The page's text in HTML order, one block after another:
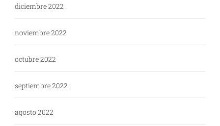
diciembre 2022
noviembre 2022
octubre 2022
septiembre 2022
agosto 2022